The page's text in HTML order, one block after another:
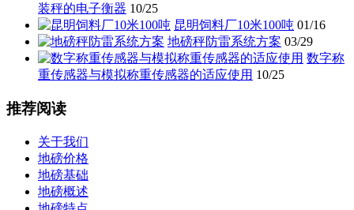
装秤的电子衡器 10/25
昆明饲料厂10米100吨 01/16
地磅秤防雷系统方案 03/29
数字称
重传感器与模拟称重传感器的适应使用 10/25
推荐阅读
关于我们
地磅价格
地磅基础
地磅概述